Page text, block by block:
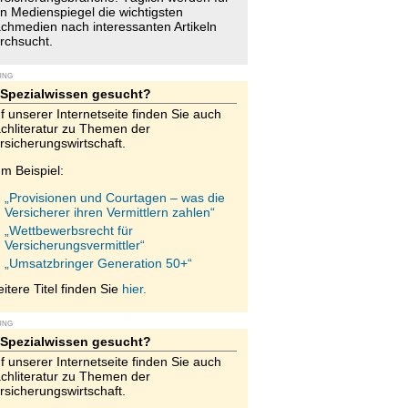
Medienspiegel die wichtigsten
nach interessanten Artikeln
Spezialwissen gesucht?
unserer Internetseite finden Sie auch
zu Themen der
Beispiel:
„Provisionen und Courtagen – was die
Versicherer ihren Vermittlern zahlen“
„Wettbewerbsrecht für
Versicherungsvermittler“
„Umsatzbringer Generation 50+“
Titel finden Sie hier.
Spezialwissen gesucht?
unserer Internetseite finden Sie auch
zu Themen der